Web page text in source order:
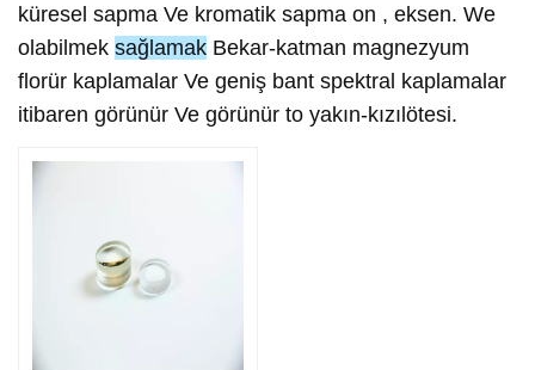
küresel sapma Ve kromatik sapma on , eksen. We
olabilmek sağlamak Bekar-katman magnezyum
florür kaplamalar Ve geniş bant spektral kaplamalar
itibaren görünür Ve görünür to yakın-kızılötesi.